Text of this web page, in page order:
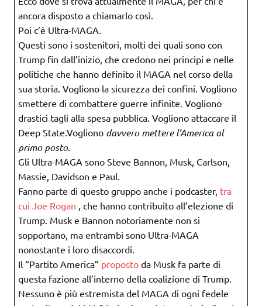
ancora disposto a chiamarlo così.
Poi c’è Ultra-MAGA.
Questi sono i sostenitori, molti dei quali sono con
Trump fin dall’inizio, che credono nei principi e nelle
politiche che hanno definito il MAGA nel corso della
sua storia. Vogliono la sicurezza dei confini. Vogliono
smettere di combattere guerre infinite. Vogliono
drastici tagli alla spesa pubblica. Vogliono attaccare il
Deep State.Vogliono davvero mettere l’America al
primo posto.
Gli Ultra-MAGA sono Steve Bannon, Musk, Carlson,
Massie, Davidson e Paul.
Fanno parte di questo gruppo anche i podcaster, tra
cui Joe Rogan , che hanno contribuito all’elezione di
Trump. Musk e Bannon notoriamente non si
sopportano, ma entrambi sono Ultra-MAGA
nonostante i loro disaccordi.
Il “Partito America” proposto da Musk fa parte di
questa fazione all’interno della coalizione di Trump.
Nessuno è più estremista del MAGA di ogni fedele